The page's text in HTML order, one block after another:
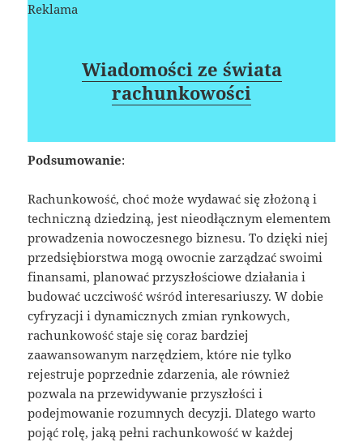
Reklama
Wiadomości ze świata
rachunkowości
Podsumowanie:
Rachunkowość, choć może wydawać się złożoną i
techniczną dziedziną, jest nieodłącznym elementem
prowadzenia nowoczesnego biznesu. To dzięki niej
przedsiębiorstwa mogą owocnie zarządzać swoimi
finansami, planować przyszłościowe działania i
budować uczciwość wśród interesariuszy. W dobie
cyfryzacji i dynamicznych zmian rynkowych,
rachunkowość staje się coraz bardziej
zaawansowanym narzędziem, które nie tylko
rejestruje poprzednie zdarzenia, ale również
pozwala na przewidywanie przyszłości i
podejmowanie rozumnych decyzji. Dlatego warto
pojąć rolę, jaką pełni rachunkowość w każdej